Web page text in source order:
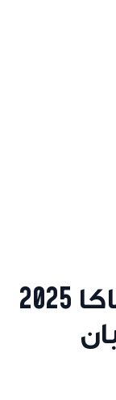
معرض إكسبو أوساكا 2025